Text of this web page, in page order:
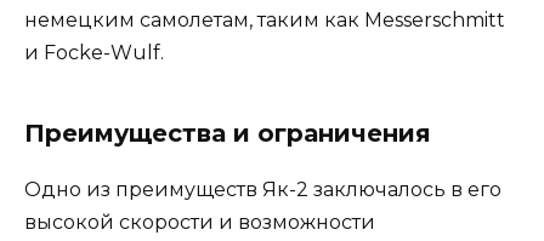
немецким самолетам, таким как Messerschmitt
и Focke-Wulf.
Преимущества и ограничения
Одно из преимуществ Як-2 заключалось в его
высокой скорости и возможности